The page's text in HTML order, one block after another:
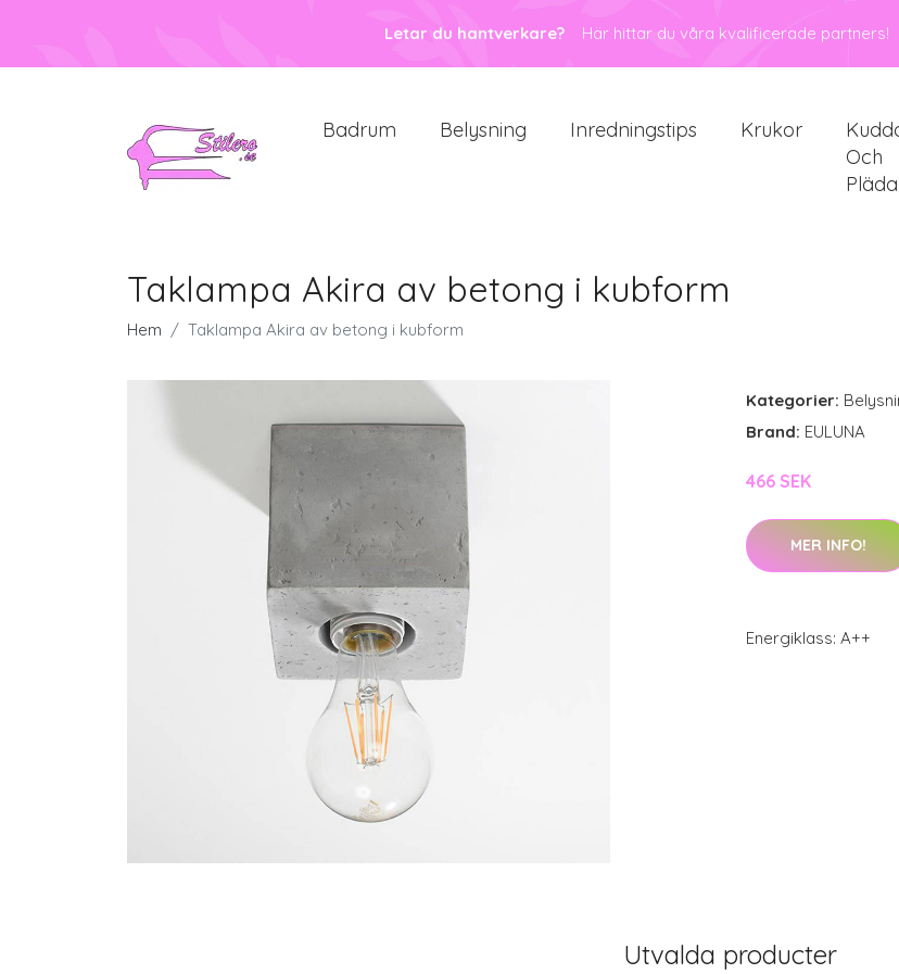
Letar du hantverkare? Här hittar du våra kvalificerade partners!
Badrum Belysning Inredningstips Krukor
Och
Taklampa Akira av betong i kubform
Hem Taklampa Akira av betong i kubform
Kategorier:
Brand: EULUNA
466 SEK
MER INFO!
Energiklass: A++
Utvalda producter